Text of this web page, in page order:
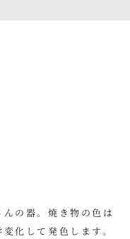
の器。焼き物の色は
化して発色します。